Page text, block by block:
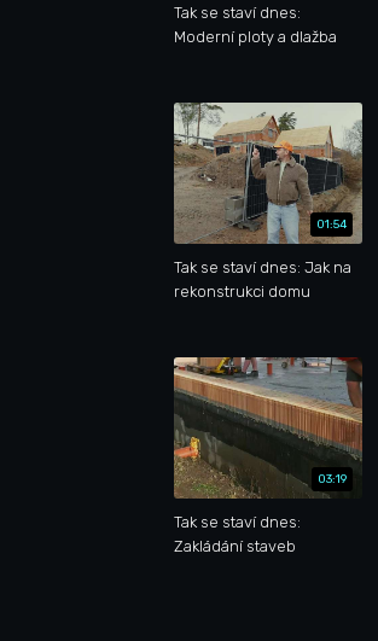
Tak se staví dnes:
Moderní ploty a dlažba
01:54
Tak se staví dnes: Jak na
rekonstrukci domu
03:19
Tak se staví dnes:
Zakládání staveb